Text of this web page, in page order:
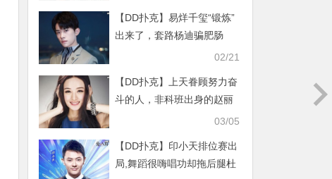
【DD扑克】易烊千玺“锻炼”
出来了，套路杨迪骗肥肠
02/21
【DD扑克】上天眷顾努力奋
斗的人，非科班出身的赵丽
03/05
【DD扑克】印小天排位赛出
局,舞蹈很嗨唱功却拖后腿杜